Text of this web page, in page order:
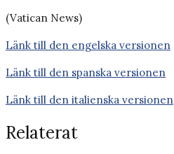
(Vatican News)
Länk till den engelska versionen
Länk till den spanska versionen
Länk till den italienska versionen
Relaterat